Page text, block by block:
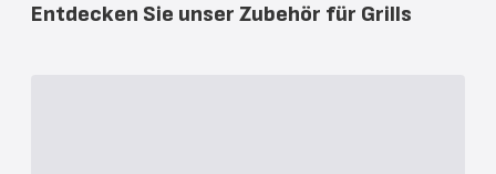
Entdecken Sie unser Zubehör für Grills